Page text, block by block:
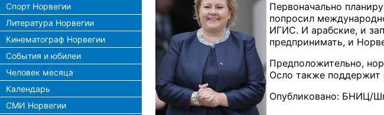
Спорт Норвегии
Литература Норвегии
Кинематограф Норвегии
События и юбилеи
Человек месяца
Календарь
СМИ Норвегии
Первоначально
попросил
ИГИС. И арабские, и
предпринимать, и
Предположительно,
Осло также
Опубликовано: БНИЦ/